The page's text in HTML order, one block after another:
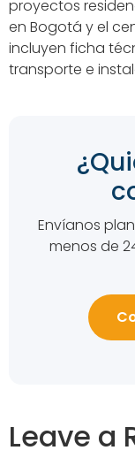
proyectos
en Bogotá y el
incluyen ficha
transporte e
Envíanos
menos de
Leave a